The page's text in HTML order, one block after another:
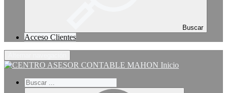
Buscar
Acceso Clientes
Inicio